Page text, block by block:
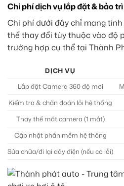
Chi phí dịch vụ lắp đặt & bảo
Chi phí dưới đây chỉ mang
thể thay đổi tùy thuộc vào độ
trường hợp cụ thể tại Thành
DỊCH VỤ
Lắp đặt Camera 360 độ mới
Kiểm tra & chẩn đoán lỗi hệ thống
Thay thế mắt camera (1 mắt)
Cập nhật phần mềm hệ thống
Sửa chữa/đi lại dây điện (nếu có lỗi)